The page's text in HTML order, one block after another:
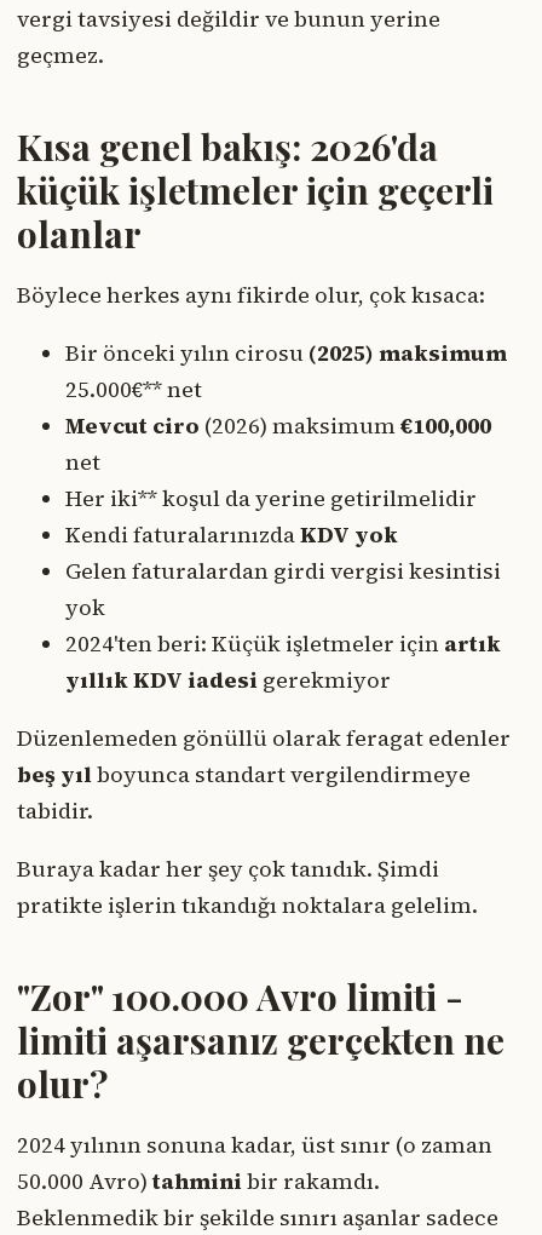
vergi tavsiyesi değildir ve bunun yerine
geçmez.
Kısa genel bakış: 2026'da
küçük işletmeler için geçerli
olanlar
Böylece herkes aynı fikirde olur, çok kısaca:
Bir önceki yılın cirosu (2025) maksimum
25.000€** net
Mevcut ciro (2026) maksimum€100,000
net
Her iki** koşul da yerine getirilmelidir
Kendi faturalarınızdaKDV yok
Gelen faturalardan girdi vergisi kesintisi
yok
2024'ten beri: Küçük işletmeler için artık
yıllık KDV iadesi gerekmiyor
Düzenlemeden gönüllü olarak feragat edenler
beş yılboyunca standart vergilendirmeye
tabidir.
Buraya kadar her şey çok tanıdık. Şimdi
pratikte işlerin tıkandığı noktalara gelelim.
"Zor" 100.000 Avro limiti -
limiti aşarsanız gerçekten ne
olur?
2024 yılının sonuna kadar, üst sınır (o zaman
50.000 Avro)tahminibir rakamdı.
Beklenmedik bir şekilde sınırı aşanlar sadece